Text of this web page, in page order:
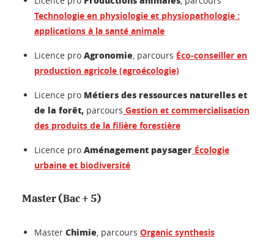
Technologie en physiologie et physiopathologie :
applications à la santé animale
Licence pro Agronomie , parcours Éco-conseiller en
production agricole (agroécologie)
Licence pro Métiers des ressources naturelles et
de la forêt, parcours Gestion et commercialisation
des produits de la filière forestière
Licence pro Aménagement paysager Écologie
urbaine et biodiversité
Master (Bac + 5)
Master Chimie , parcours Organic synthesis